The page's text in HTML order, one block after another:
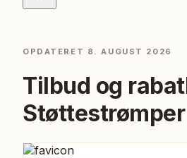
OPDATERET 8. AUGUST 2026
Tilbud og
Støttestrømper